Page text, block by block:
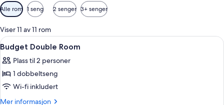
Tilgjengelige
filtre
for
rom
Alle rom 1 seng 2 senger 3+ senger
Viser 11 av 11 rom
Åpne
alle
bildene
av
Budget
Double
Lydisolert, wi-fi (inkludert) og
1
Budget Double Room
Plass til 2 personer
1 dobbeltseng
Wi-fi inkludert
Mer informasjon
Mer